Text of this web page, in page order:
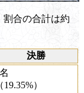
合の合計は約
決勝
（19.35%）